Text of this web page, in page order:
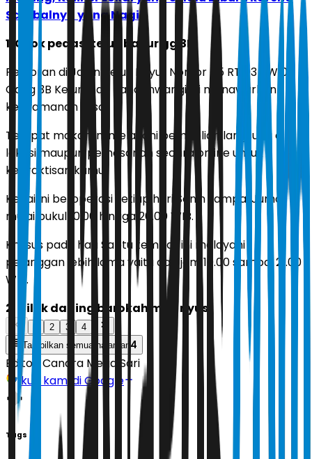
Sambalnya yang Nagih
1. Cilok pedas, teluk bayur gg 3B
Restoran di Jalan Teluk Bayur Nomor 45 RT 03 RW 07
Gang 3B Kelurahan Pandanwangi ini menawarkan
kenyamanan rasa.
Tempat makan ini melayani pembelian langsung di
lokasi maupun pemesanan secara online untuk
kepraktisan kamu.
Kedai ini beroperasi setiap hari Senin sampai Jumat
mulai pukul 10.00 hingga 20.00 WIB.
Khusus pada hari Sabtu tempat ini melayani
pelanggan lebih lama yaitu dari jam 10.00 sampai 21.00
WIB.
2
. Cilok daging barokah mak nyus
2 3
4
Tampilkan semua halaman 4
Editor: Candra Mega Sari
Ikuti kami di Google
Tags